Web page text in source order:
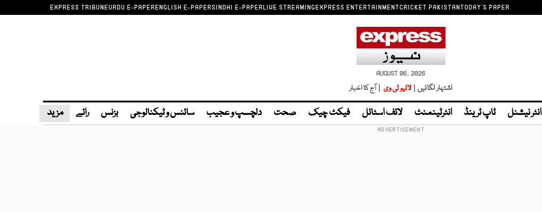
EXPRESS TRIBUNEURDU E-PAPERENGLISH E-PAPERSINDHI E-PAPERLIVE STREAMINGEXPRESS ENTERTAINMENTCRICKET PAKISTANTODAY'S PAPER
AUGUST 06, 2026
اشتہار لگائیں | لائیو ٹی وی | آج کا اخبار
انٹر نیشنل ٹاپ ٹرینڈ انٹرٹینمنٹ لائف اسٹائل فیکٹ چیک صحت دلچسپ و عجیب سائنس و ٹیکنالوجی بزنس رائے مزید